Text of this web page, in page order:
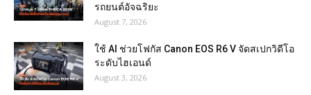
รถยนต์อัจฉริยะ
August 7, 2026
ใช้ AI ช่วยโฟกัส Canon EOS R6 V จัดสเปกวิดีโอ
ระดับไฮเอนด์
August 3, 2026